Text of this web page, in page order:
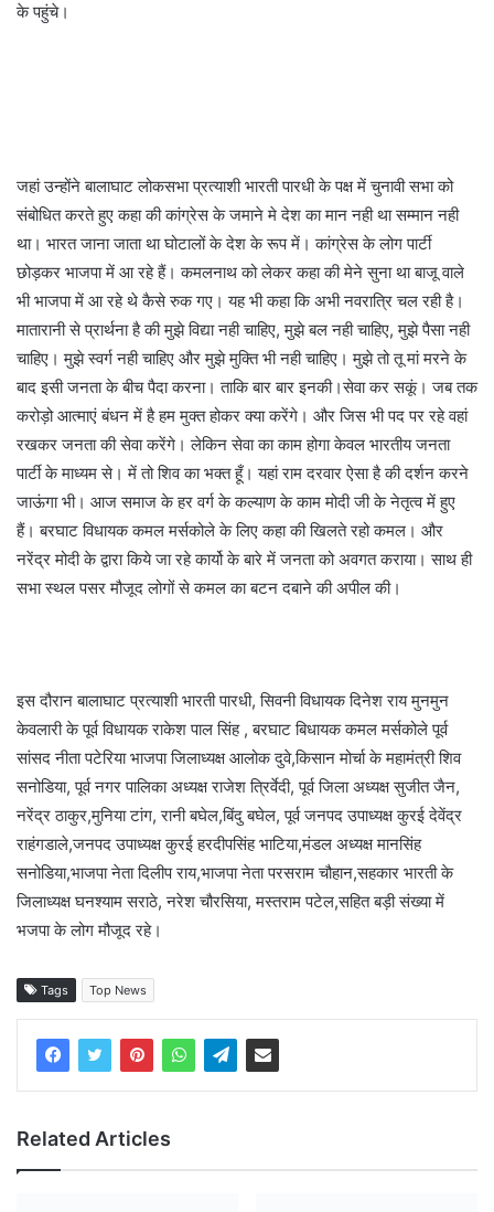
के पहुंचे।
जहां उन्होंने बालाघाट लोकसभा प्रत्याशी भारती पारधी के पक्ष में चुनावी सभा को
संबोधित करते हुए कहा की कांग्रेस के जमाने मे देश का मान नही था सम्मान नही
था। भारत जाना जाता था घोटालों के देश के रूप में। कांग्रेस के लोग पार्टी
छोड़कर भाजपा में आ रहे हैं। कमलनाथ को लेकर कहा की मेने सुना था बाजू वाले
भी भाजपा में आ रहे थे कैसे रुक गए। यह भी कहा कि अभी नवरात्रि चल रही है।
मातारानी से प्रार्थना है की मुझे विद्या नही चाहिए, मुझे बल नही चाहिए, मुझे पैसा नही
चाहिए। मुझे स्वर्ग नही चाहिए और मुझे मुक्ति भी नही चाहिए। मुझे तो तू मां मरने के
बाद इसी जनता के बीच पैदा करना। ताकि बार बार इनकी।सेवा कर सकूं। जब तक
करोड़ो आत्माएं बंधन में है हम मुक्त होकर क्या करेंगे। और जिस भी पद पर रहे वहां
रखकर जनता की सेवा करेंगे। लेकिन सेवा का काम होगा केवल भारतीय जनता
पार्टी के माध्यम से। में तो शिव का भक्त हूँ। यहां राम दरवार ऐसा है की दर्शन करने
जाऊंगा भी। आज समाज के हर वर्ग के कल्याण के काम मोदी जी के नेतृत्व में हुए
हैं। बरघाट विधायक कमल मर्सकोले के लिए कहा की खिलते रहो कमल। और
नरेंद्र मोदी के द्वारा किये जा रहे कार्यो के बारे में जनता को अवगत कराया। साथ ही
सभा स्थल पसर मौजूद लोगों से कमल का बटन दबाने की अपील की।
इस दौरान बालाघाट प्रत्याशी भारती पारधी, सिवनी विधायक दिनेश राय मुनमुन
केवलारी के पूर्व विधायक राकेश पाल सिंह , बरघाट बिधायक कमल मर्सकोले पूर्व
सांसद नीता पटेरिया भाजपा जिलाध्यक्ष आलोक दुवे,किसान मोर्चा के महामंत्री शिव
सनोडिया, पूर्व नगर पालिका अध्यक्ष राजेश त्रिर्वेदी, पूर्व जिला अध्यक्ष सुजीत जैन,
नरेंद्र ठाकुर,मुनिया टांग, रानी बघेल,बिंदु बघेल, पूर्व जनपद उपाध्यक्ष कुरई देवेंद्र
राहंगडाले,जनपद उपाध्यक्ष कुरई हरदीपसिंह भाटिया,मंडल अध्यक्ष मानसिंह
सनोडिया,भाजपा नेता दिलीप राय,भाजपा नेता परसराम चौहान,सहकार भारती के
जिलाध्यक्ष घनश्याम सराठे, नरेश चौरसिया, मस्तराम पटेल,सहित बड़ी संख्या में
भजपा के लोग मौजूद रहे।
Tags Top News
Related Articles